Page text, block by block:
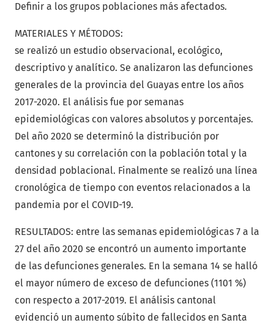
Definir a los grupos poblaciones más afectados.
MATERIALES Y MÉTODOS:
se realizó un estudio observacional, ecológico,
descriptivo y analítico. Se analizaron las defunciones
generales de la provincia del Guayas entre los años
2017-2020. El análisis fue por semanas
epidemiológicas con valores absolutos y porcentajes.
Del año 2020 se determinó la distribución por
cantones y su correlación con la población total y la
densidad poblacional. Finalmente se realizó una línea
cronológica de tiempo con eventos relacionados a la
pandemia por el COVID-19.
RESULTADOS: entre las semanas epidemiológicas 7 a la
27 del año 2020 se encontró un aumento importante
de las defunciones generales. En la semana 14 se halló
el mayor número de exceso de defunciones (1101 %)
con respecto a 2017-2019. El análisis cantonal
evidenció un aumento súbito de fallecidos en Santa